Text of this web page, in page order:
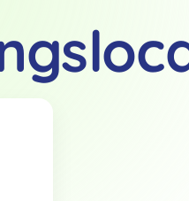
Toestemming
cookies om content en